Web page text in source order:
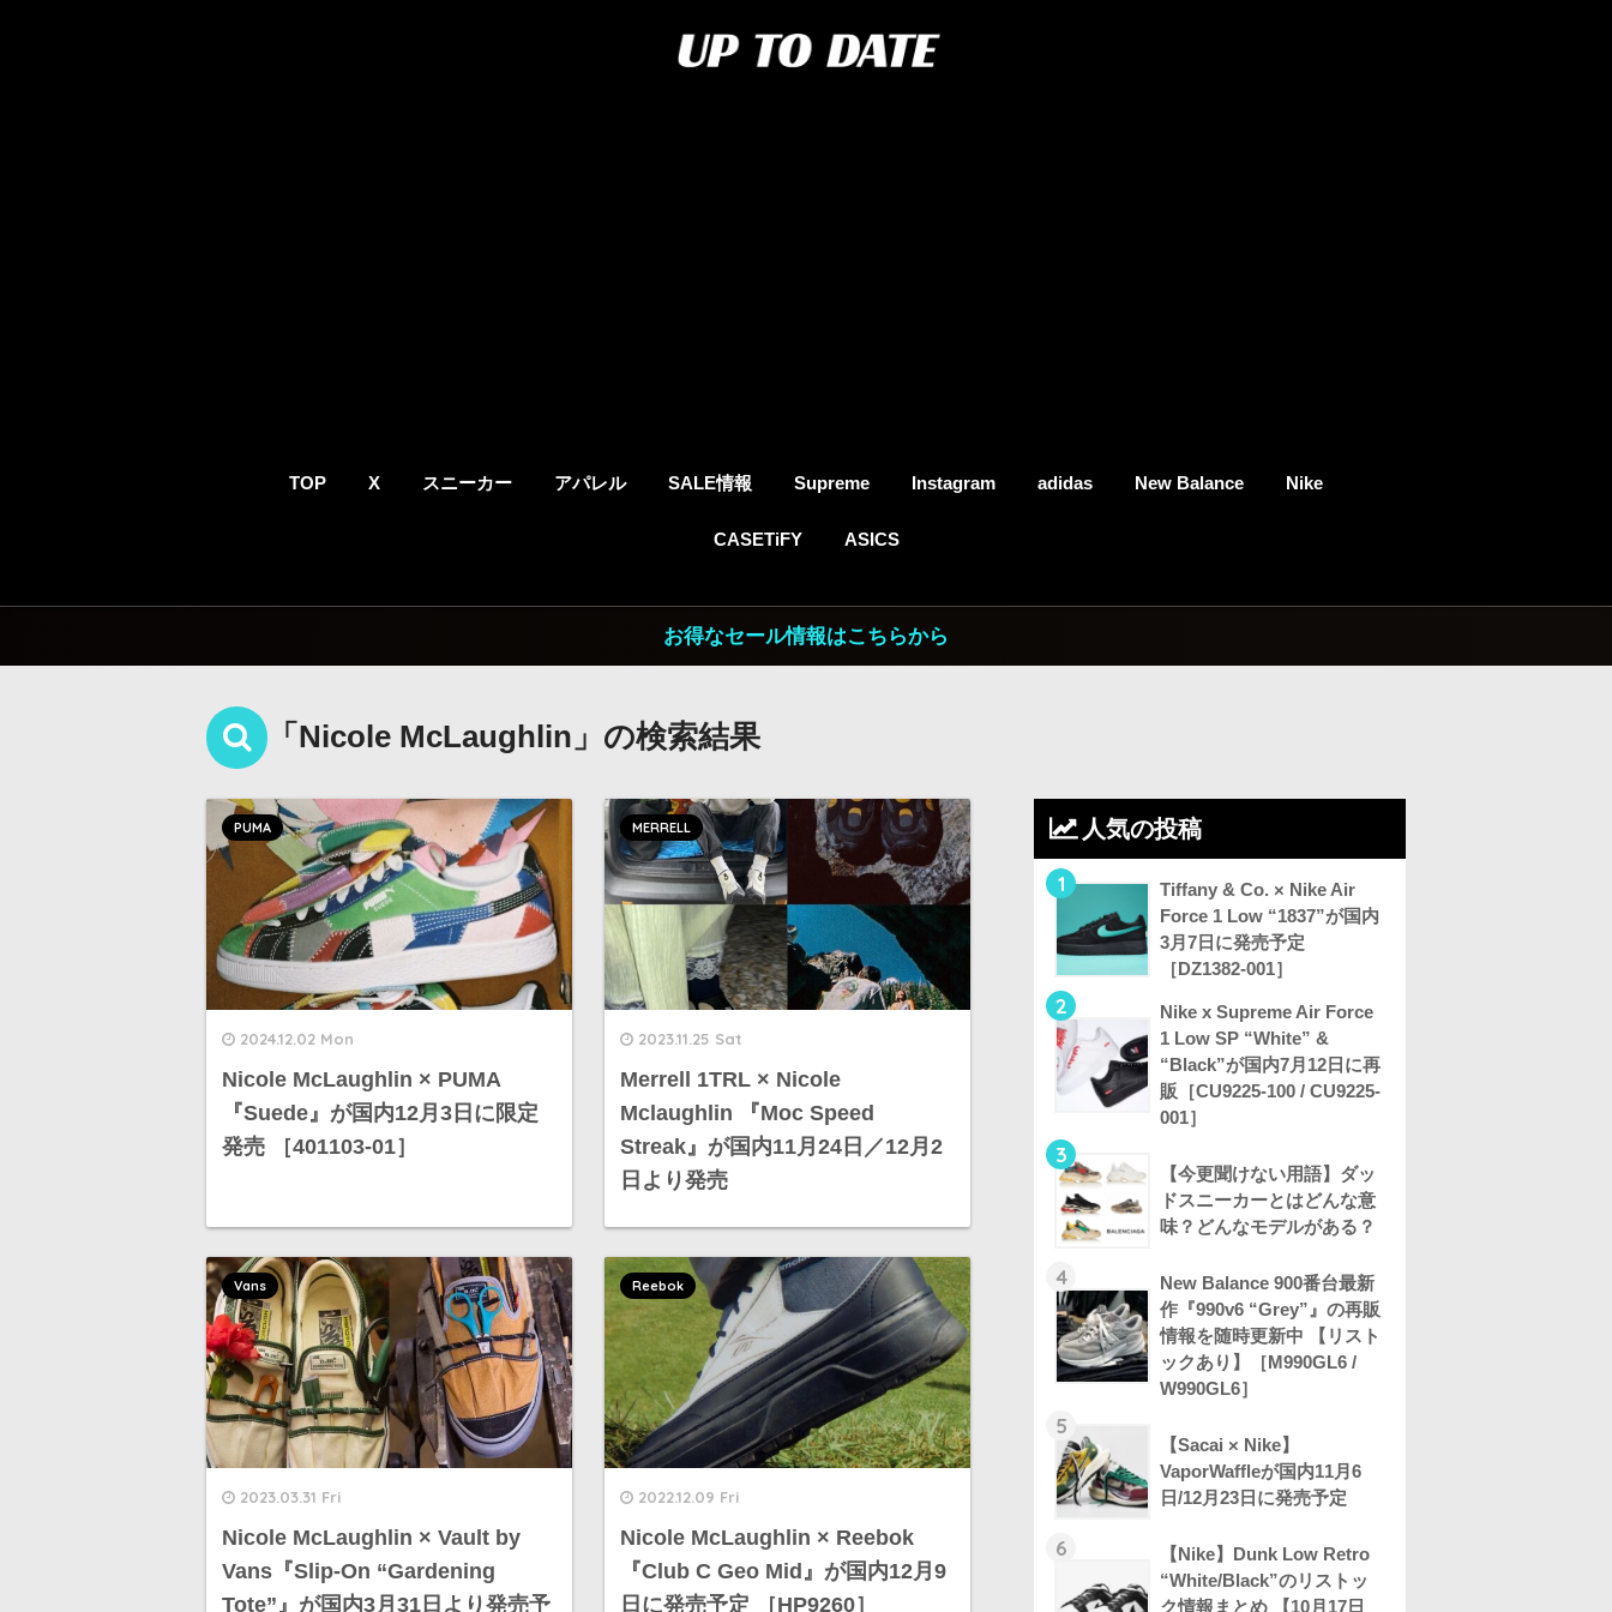
TOP X スニーカー アパレル SALE情報 Supreme Instagram adidas New Balance Nike
CASETiFY ASICS
お得なセール情報はこちらから
「Nicole McLaughlin」の検索結果
2024.12.02 Mon
Nicole McLaughlin × PUMA
『Suede』が国内12月3日に限定
発売 ［401103-01］
PUMA
2023.11.25 Sat
Merrell 1TRL × Nicole
Mclaughlin 『Moc Speed
Streak』が国内11月24日／12月2
日より発売
MERRELL
2023.03.31 Fri
Nicole McLaughlin × Vault by
Vans『Slip-On “Gardening
Tote”』が国内3月31日より発売予
Vans
2022.12.09 Fri
Nicole McLaughlin × Reebok
『Club C Geo Mid』が国内12月9
日に発売予定 ［HP9260］
Reebok
人気の投稿
1
Tiffany & Co. × Nike Air
Force 1 Low “1837”が国内
3月7日に発売予定
［DZ1382-001］
2
Nike x Supreme Air Force
1 Low SP “White” &
“Black”が国内7月12日に再
販［CU9225-100 / CU9225-
001］
3
【今更聞けない用語】ダッ
ドスニーカーとはどんな意
味？どんなモデルがある？
4
New Balance 900番台最新
作『990v6 “Grey”』の再販
情報を随時更新中 【リスト
ックあり】［M990GL6 /
W990GL6］
5
【Sacai × Nike】
VaporWaffleが国内11月6
日/12月23日に発売予定
6
【Nike】Dunk Low Retro
“White/Black”のリストッ
ク情報まとめ 【10月17日